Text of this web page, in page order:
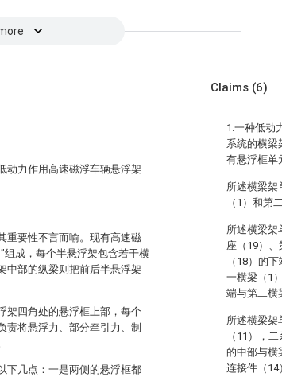
动力作用高速磁浮车辆悬浮架
重要性不言而喻。现有高速磁
组成，每个半悬浮架包含若干横
中部的纵梁则把前后半悬浮架
架四角处的悬浮框上部，每个
责将悬浮力、部分牵引力、制
下几点：一是两侧的悬浮框都
Claims (6)
1.一种低动
系统的横梁
有悬浮框单
所述横梁架
（1）和第
所述横梁架
座（19）
（18）的
一横梁（1
端与第二横
所述横梁架
（11），
的中部与横
连接件（14